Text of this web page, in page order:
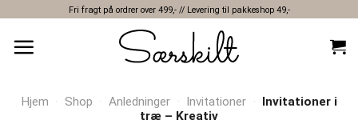
content
Fri fragt på ordrer over 499,- // Levering til pakkeshop 49,-
Hjem · Shop · Anledninger · Invitationer · Invitationer i
træ – Kreativ